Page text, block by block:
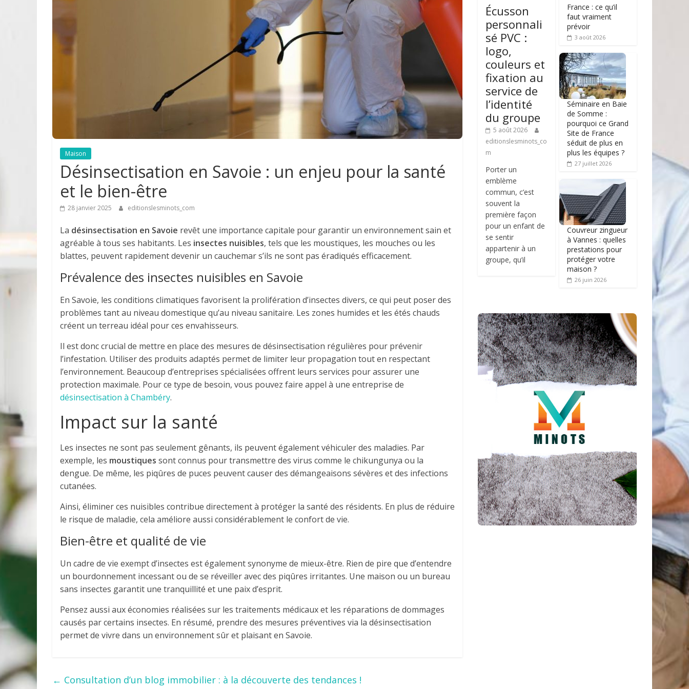
Maison
Désinsectisation en Savoie : un enjeu pour la santé
et le bien-être
28 janvier 2025 editionslesminots_com
La désinsectisation en Savoie revêt une importance capitale pour garantir un environnement sain et
agréable à tous ses habitants. Les insectes nuisibles, tels que les moustiques, les mouches ou les
blattes, peuvent rapidement devenir un cauchemar s’ils ne sont pas éradiqués efficacement.
Prévalence des insectes nuisibles en Savoie
En Savoie, les conditions climatiques favorisent la prolifération d’insectes divers, ce qui peut poser des
problèmes tant au niveau domestique qu’au niveau sanitaire. Les zones humides et les étés chauds
créent un terreau idéal pour ces envahisseurs.
Il est donc crucial de mettre en place des mesures de désinsectisation régulières pour prévenir
l’infestation. Utiliser des produits adaptés permet de limiter leur propagation tout en respectant
l’environnement. Beaucoup d’entreprises spécialisées offrent leurs services pour assurer une
protection maximale. Pour ce type de besoin, vous pouvez faire appel à une entreprise de
désinsectisation à Chambéry.
Impact sur la santé
Les insectes ne sont pas seulement gênants, ils peuvent également véhiculer des maladies. Par
exemple, les moustiques sont connus pour transmettre des virus comme le chikungunya ou la
dengue. De même, les piqûres de puces peuvent causer des démangeaisons sévères et des infections
cutanées.
Ainsi, éliminer ces nuisibles contribue directement à protéger la santé des résidents. En plus de réduire
le risque de maladie, cela améliore aussi considérablement le confort de vie.
Bien-être et qualité de vie
Un cadre de vie exempt d’insectes est également synonyme de mieux-être. Rien de pire que d’entendre
un bourdonnement incessant ou de se réveiller avec des piqûres irritantes. Une maison ou un bureau
sans insectes garantit une tranquillité et une paix d’esprit.
Pensez aussi aux économies réalisées sur les traitements médicaux et les réparations de dommages
causés par certains insectes. En résumé, prendre des mesures préventives via la désinsectisation
permet de vivre dans un environnement sûr et plaisant en Savoie.
← Consultation d’un blog immobilier : à la découverte des tendances !
Écusson
personnali
sé PVC :
logo,
couleurs et
fixation au
service de
l’identité
du groupe
5 août 2026
editionslesminots_co
m
Porter un
emblème
commun, c’est
souvent la
première façon
pour un enfant de
se sentir
appartenir à un
groupe, qu’il
France : ce qu’il
faut vraiment
prévoir
3 août 2026
Séminaire en Baie
de Somme :
pourquoi ce Grand
Site de France
séduit de plus en
plus les équipes ?
27 juillet 2026
Couvreur zingueur
à Vannes : quelles
prestations pour
protéger votre
maison ?
26 juin 2026